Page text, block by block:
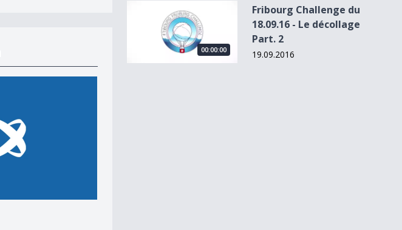
Fribourg Challenge du 18.09.16 - Le décollage Part. 2
00:00:00
Fribourg Challenge du
18.09.16 - Le décollage
Part. 2
19.09.2016